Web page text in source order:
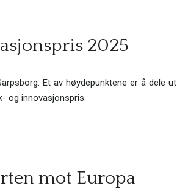
2025
Et av høydepunktene er å dele ut
og innovasjonspris.
mot Europa